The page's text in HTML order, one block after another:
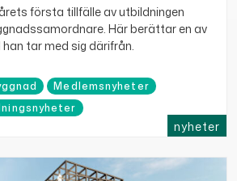
nyheter
första tillfälle av utbildningen
Här berättar en av
tar med sig därifrån.
Medlemsnyheter